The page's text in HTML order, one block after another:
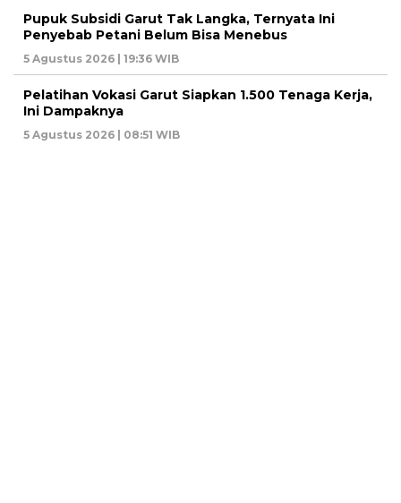
Pupuk Subsidi Garut Tak Langka, Ternyata Ini
Penyebab Petani Belum Bisa Menebus
5 Agustus 2026 | 19:36 WIB
Pelatihan Vokasi Garut Siapkan 1.500 Tenaga Kerja,
Ini Dampaknya
5 Agustus 2026 | 08:51 WIB